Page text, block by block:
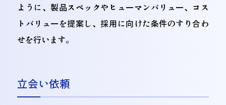
二プロ
シスメックス
オムロン 約502億円
ように、製品スペックやヒューマンバリュー、コス
トバリューを提案し、採用に向けた条件のすり合わ
せを行います。
立会い依頼